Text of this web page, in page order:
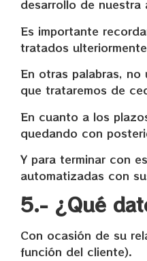
desarrollo de
Es importante
tratados
En otras palabras,
que trataremos de
En cuanto a los
quedando con
Y para terminar con
automatizadas con
5.- ¿Qué
Con ocasión de su
función del cliente).